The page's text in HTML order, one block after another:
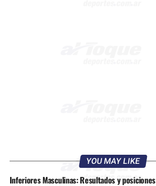
YOU MAY LIKE
Inferiores Masculinas: Resultados y posiciones